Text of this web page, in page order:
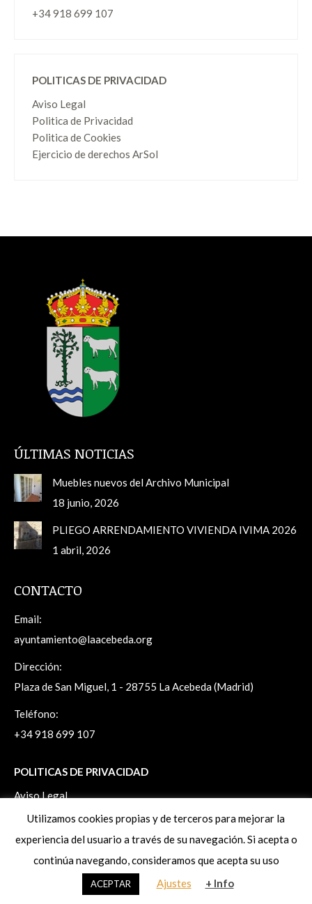
+34 918 699 107
POLITICAS DE PRIVACIDAD
Aviso Legal
Politica de Privacidad
Politica de Cookies
Ejercicio de derechos ArSol
ÚLTIMAS NOTICIAS
Muebles nuevos del Archivo Municipal
18 junio, 2026
PLIEGO ARRENDAMIENTO VIVIENDA IVIMA 2026
1 abril, 2026
CONTACTO
Email:
ayuntamiento@laacebeda.org
Dirección:
Plaza de San Miguel, 1 - 28755 La Acebeda (Madrid)
Teléfono:
+34 918 699 107
POLITICAS DE PRIVACIDAD
Aviso Legal
Politica de Privacidad
Ejercicio de derechos ArSol
www.laacebeda.org
Utilizamos cookies propias y de terceros para mejorar la
experiencia del usuario a través de su navegación. Si acepta o
continúa navegando, consideramos que acepta su uso
ACEPTAR Ajustes + Info